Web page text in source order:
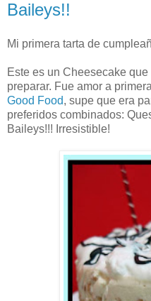
Baileys!!
Mi primera tarta de
Este es un Cheesecake
preparar. Fue amor a
Good Food, supe que era
preferidos combinados:
Baileys!!! Irresistible!